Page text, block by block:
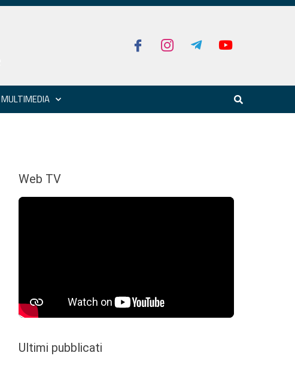
MULTIMEDIA
Web TV
Ultimi pubblicati